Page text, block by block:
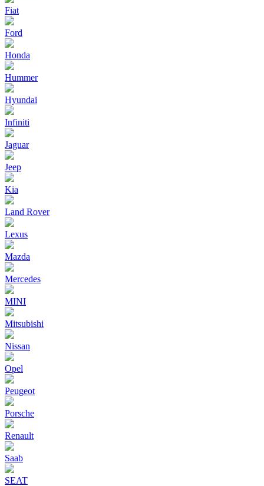
Fiat
Ford
Honda
Hummer
Hyundai
Infiniti
Jaguar
Jeep
Kia
Land Rover
Lexus
Mazda
Mercedes
MINI
Mitsubishi
Nissan
Opel
Peugeot
Porsche
Renault
Saab
SEAT